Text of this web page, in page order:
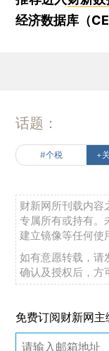
经济数据库（
话题：
#个税 +
财新网所刊载内容
专属所有或持有。
建立镜像等任何使
如有意愿转载，请
确认及授权后，方
免费订阅财新网